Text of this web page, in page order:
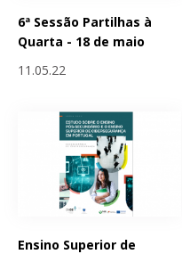
6ª Sessão Partilhas à
Quarta - 18 de maio
11.05.22
Ensino Superior de